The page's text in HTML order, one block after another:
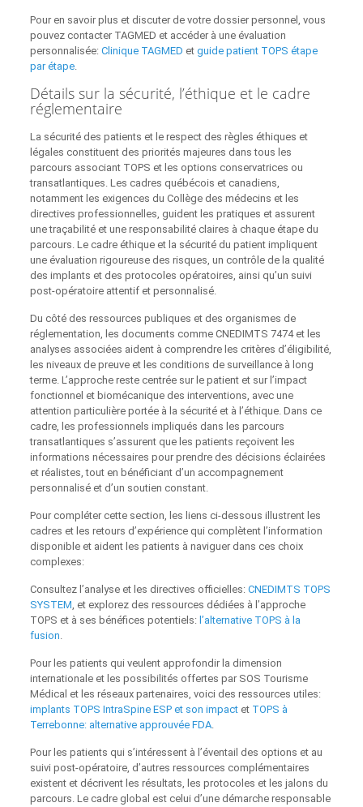
Pour en savoir plus et discuter de votre dossier personnel, vous
pouvez contacter TAGMED et accéder à une évaluation
personnalisée: Clinique TAGMED et guide patient TOPS étape
par étape.
Détails sur la sécurité, l’éthique et le cadre
réglementaire
La sécurité des patients et le respect des règles éthiques et
légales constituent des priorités majeures dans tous les
parcours associant TOPS et les options conservatrices ou
transatlantiques. Les cadres québécois et canadiens,
notamment les exigences du Collège des médecins et les
directives professionnelles, guident les pratiques et assurent
une traçabilité et une responsabilité claires à chaque étape du
parcours. Le cadre éthique et la sécurité du patient impliquent
une évaluation rigoureuse des risques, un contrôle de la qualité
des implants et des protocoles opératoires, ainsi qu’un suivi
post-opératoire attentif et personnalisé.
Du côté des ressources publiques et des organismes de
réglementation, les documents comme CNEDIMTS 7474 et les
analyses associées aident à comprendre les critères d’éligibilité,
les niveaux de preuve et les conditions de surveillance à long
terme. L’approche reste centrée sur le patient et sur l’impact
fonctionnel et biomécanique des interventions, avec une
attention particulière portée à la sécurité et à l’éthique. Dans ce
cadre, les professionnels impliqués dans les parcours
transatlantiques s’assurent que les patients reçoivent les
informations nécessaires pour prendre des décisions éclairées
et réalistes, tout en bénéficiant d’un accompagnement
personnalisé et d’un soutien constant.
Pour compléter cette section, les liens ci-dessous illustrent les
cadres et les retours d’expérience qui complètent l’information
disponible et aident les patients à naviguer dans ces choix
complexes:
Consultez l’analyse et les directives officielles: CNEDIMTS TOPS
SYSTEM, et explorez des ressources dédiées à l’approche
TOPS et à ses bénéfices potentiels: l’alternative TOPS à la
fusion.
Pour les patients qui veulent approfondir la dimension
internationale et les possibilités offertes par SOS Tourisme
Médical et les réseaux partenaires, voici des ressources utiles:
implants TOPS IntraSpine ESP et son impactet TOPS à
Terrebonne: alternative approuvée FDA.
Pour les patients qui s’intéressent à l’éventail des options et au
suivi post-opératoire, d’autres ressources complémentaires
existent et décrivent les résultats, les protocoles et les jalons du
parcours. Le cadre global est celui d’une démarche responsable